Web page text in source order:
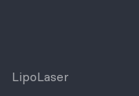
LipoLaser